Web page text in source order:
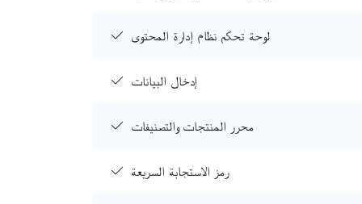
لوحة تحكم نظام إدارة المحتوى
إدخال البيانات
محرر المنتجات والتصنيفات
رمز الاستجابة السريعة